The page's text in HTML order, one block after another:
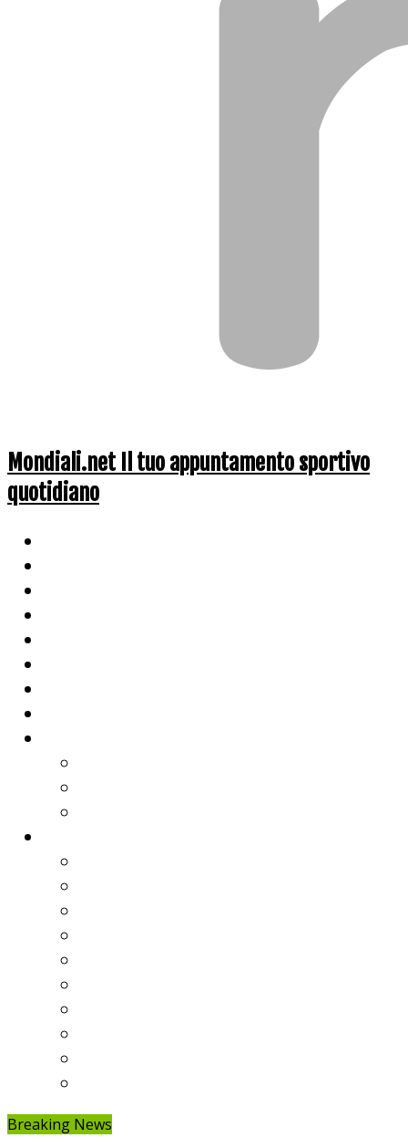
Mondiali.net Il tuo appuntamento sportivo
quotidiano
Breaking News